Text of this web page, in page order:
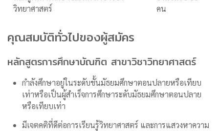
วิทยาศาสตร์
คน
คุณสมบัติทั่วไปของผู้สมัคร
หลักสูตรการศึกษาบัณฑิต สาขาวิชาวิทยาศาสตร์
กำลังศึกษาอยู่ในระดับชั้นมัธยมศึกษาตอนปลายหรือเทียบ
เท่าหรือเป็นผู้สําเร็จการศึกษาระดับมัธยมศึกษาตอนปลาย
หรือเทียบเท่า
มีเจตคติที่ดีต่อการเรียนรู้วิทยาศาสตร์ และการแสวงหาความ